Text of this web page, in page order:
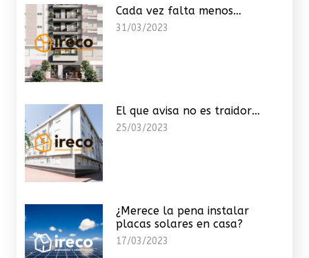
Cada vez falta menos…
31/03/2023
El que avisa no es traidor…
25/03/2023
¿Merece la pena instalar
placas solares en casa?
17/03/2023